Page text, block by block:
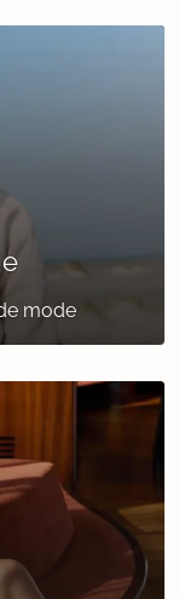
mode